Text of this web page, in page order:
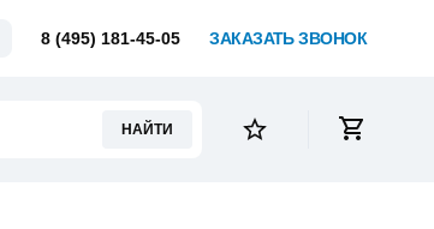
НАЙТИ
8 (495) 181-45-05 ЗАКАЗАТЬ ЗВОНОК